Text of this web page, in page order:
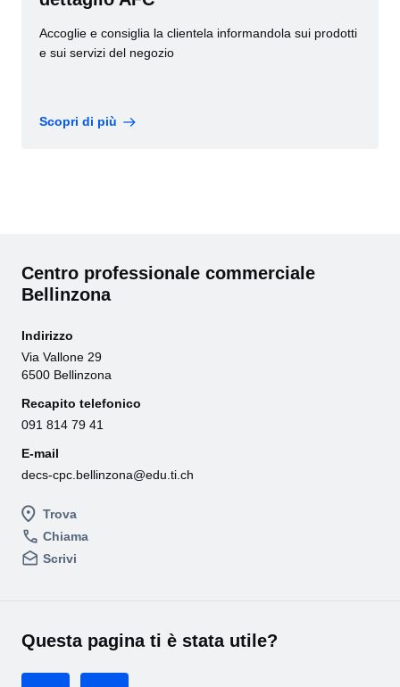
Accoglie e consiglia la clientela informandola sui prodotti
e sui servizi del negozio
Scopri di più
Centro professionale commerciale
Bellinzona
Trova
Chiama
Scrivi
Indirizzo
Via Vallone 29
6500 Bellinzona
Recapito telefonico
091 814 79 41
E-mail
decs-cpc.bellinzona@edu.ti.ch
Questa pagina ti è stata utile?